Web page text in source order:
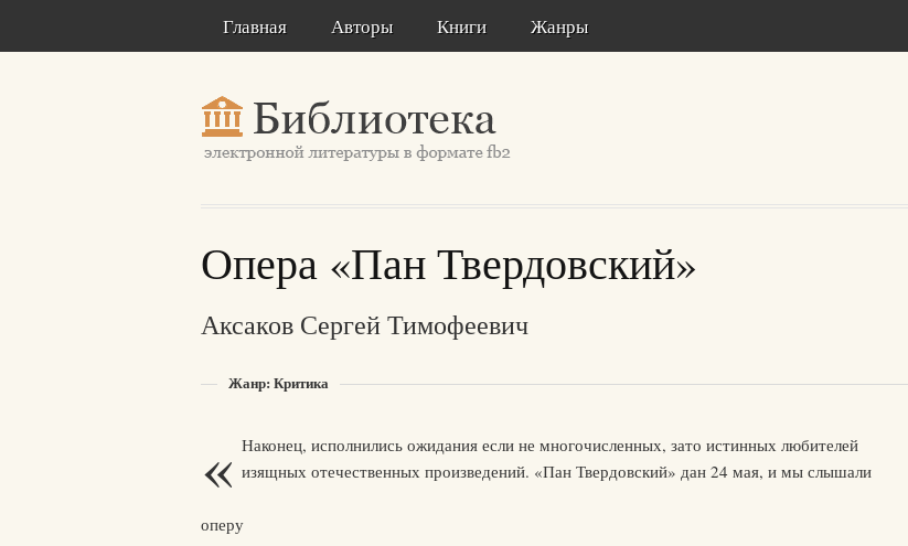
Главная Авторы Книги Жанры
Опера «Пан Твердовский»
Аксаков Сергей Тимофеевич
Жанр: Критика
« Наконец, исполнились ожидания если не многочисленных, зато истинных любителей
изящных отечественных произведений. «Пан Твердовский» дан 24 мая, и мы слышали
оперу